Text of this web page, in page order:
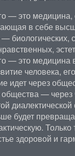
— это медицина,
в себе
биологических,
— это медицина
человека,
идет через
— через
будет
Только
здоровой и